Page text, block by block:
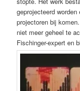
geprojecteerd
projectoren bij
niet meer geheel te
Fischinger-expert en